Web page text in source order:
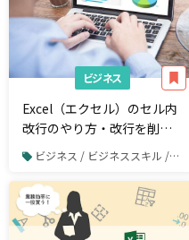
ビジネス
Excel（エクセル）のセル内
改行のやり方・改行を削除
する方法【Windows /
Mac】
ビジネス / ビジネススキル / Excel